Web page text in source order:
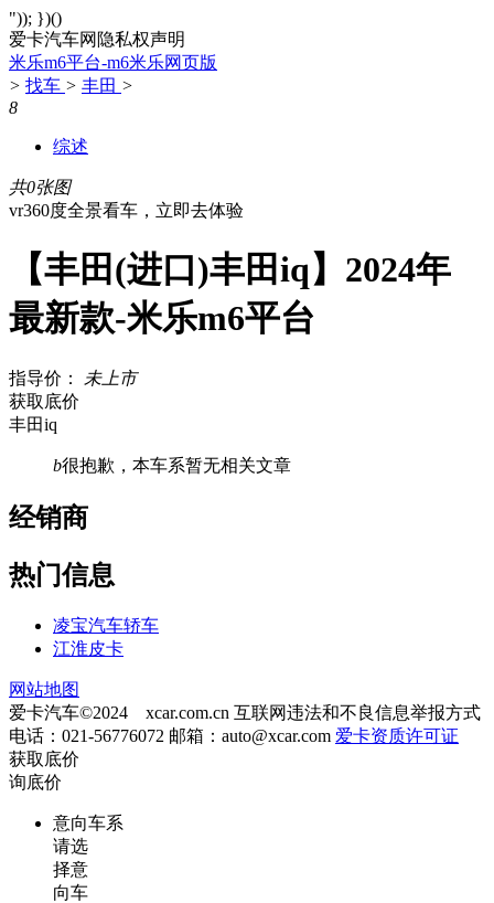
")); })()
爱卡汽车网隐私权声明
米乐m6平台-m6米乐网页版
> 找车 > 丰田 >
8
综述
共0张图
vr360度全景看车，立即去体验
【丰田(进口)丰田iq】2024年
最新款-米乐m6平台
指导价：
未上市
获取底价
丰田iq
b很抱歉，本车系暂无相关文章
经销商
热门信息
凌宝汽车轿车
江淮皮卡
网站地图
爱卡汽车©2024 xcar.com.cn 互联网违法和不良信息举报方式
电话：021-56776072 邮箱： auto@xcar.com 爱卡资质许可证
获取底价
询底价
意向车系
请选
择意
向车